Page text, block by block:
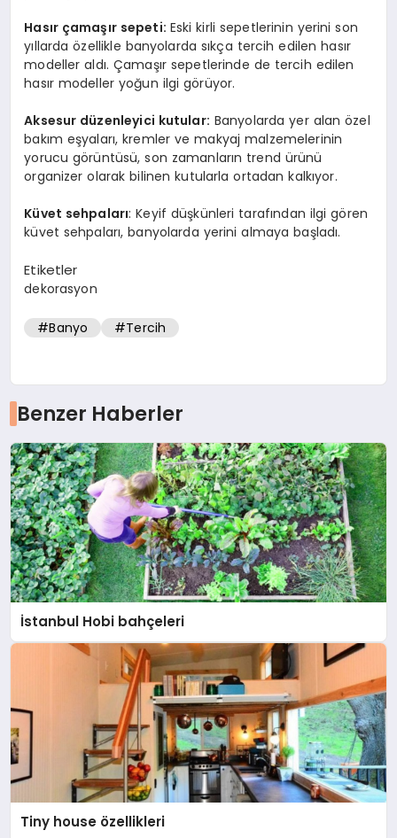
Hasır çamaşır sepeti: Eski kirli sepetlerinin yerini son
yıllarda özellikle banyolarda sıkça tercih edilen hasır
modeller aldı. Çamaşır sepetlerinde de tercih edilen
hasır modeller yoğun ilgi görüyor.
Aksesur düzenleyici kutular: Banyolarda yer alan özel
bakım eşyaları, kremler ve makyaj malzemelerinin
yorucu görüntüsü, son zamanların trend ürünü
organizer olarak bilinen kutularla ortadan kalkıyor.
Küvet sehpaları: Keyif düşkünleri tarafından ilgi gören
küvet sehpaları, banyolarda yerini almaya başladı.
Etiketler
dekorasyon
#Banyo #Tercih
Benzer Haberler
İstanbul Hobi bahçeleri
Tiny house özellikleri